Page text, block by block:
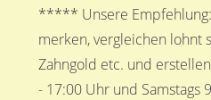
***** Unsere Empfehlung:
merken, vergleichen lohnt
Zahngold etc. und
- 17:00 Uhr und